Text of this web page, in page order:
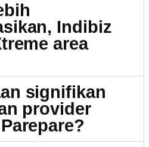
Indibiz
area
signifikan
provider